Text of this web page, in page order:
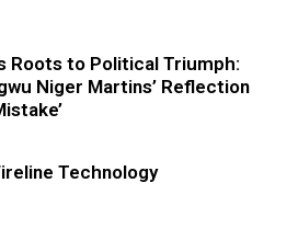
Roots to Political Triumph:
Niger Martins’ Reflection
Technology